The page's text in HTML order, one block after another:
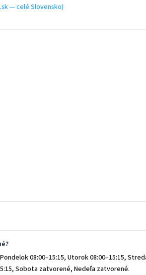
— celé Slovensko)
08:00–15:15, Utorok 08:00–15:15,
Sobota zatvorené, Nedeľa zatvorené.